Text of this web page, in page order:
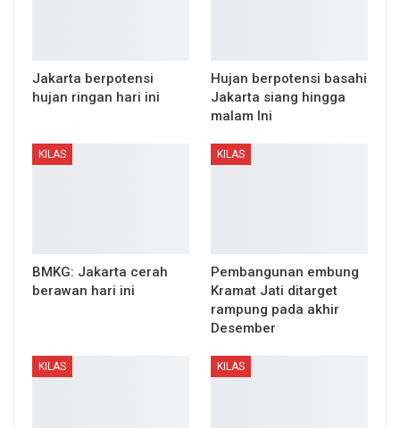
Jakarta berpotensi
hujan ringan hari ini
Hujan berpotensi basahi
Jakarta siang hingga
malam Ini
KILAS
BMKG: Jakarta cerah
berawan hari ini
KILAS
Pembangunan embung
Kramat Jati ditarget
rampung pada akhir
Desember
KILAS KILAS